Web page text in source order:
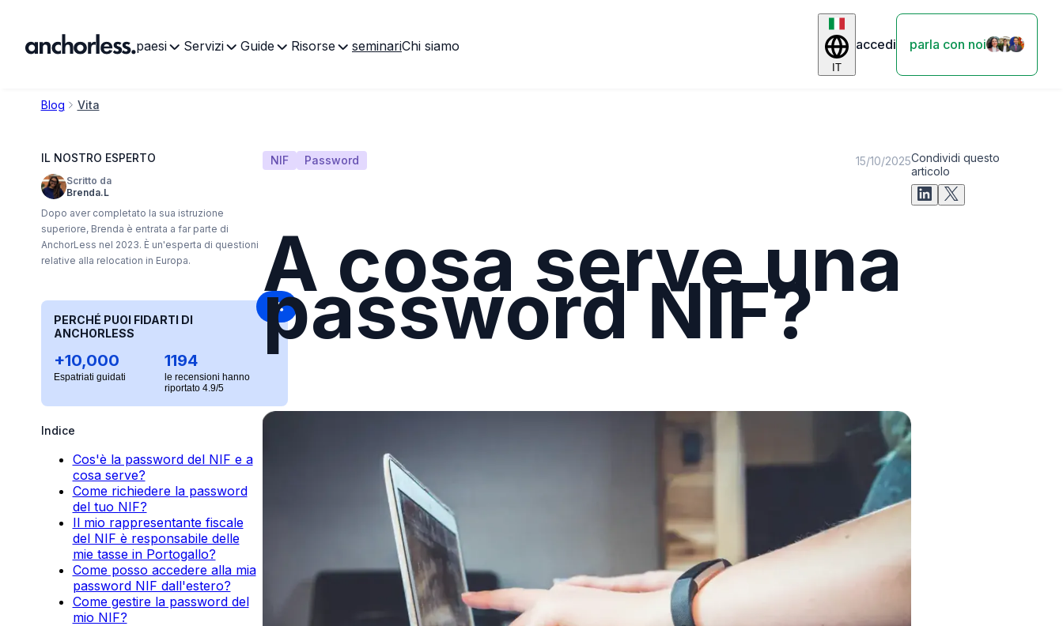
paesi Servizi Guide Risorse seminariChi siamo
IT
accedi parla con noi
Blog Vita
IL NOSTRO ESPERTO
Scritto da
Brenda.L
Dopo aver completato la sua istruzione
superiore, Brenda è entrata a far parte di
AnchorLess nel 2023. È un'esperta di questioni
relative alla relocation in Europa.
PERCHÉ PUOI FIDARTI DI
ANCHORLESS
+10,000
Espatriati guidati
1194
le recensioni hanno
riportato 4.9/5
Indice
Cos'è la password del NIF e a
cosa serve?
Come richiedere la password
del tuo NIF?
Il mio rappresentante fiscale
del NIF è responsabile delle
mie tasse in Portogallo?
Come posso accedere alla mia
password NIF dall'estero?
Come gestire la password del
mio NIF?
NIF Password 15/10/2025
A cosa serve una
password NIF?
Condividi questo
articolo